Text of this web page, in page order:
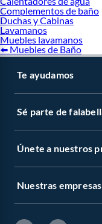
Complementos de baño
Duchas y Cabinas
Lavamanos
Muebles lavamanos
⬅️ Muebles de Baño
Te ayudamos
Sé parte de
Únete a nuestros
Nuestras empresas